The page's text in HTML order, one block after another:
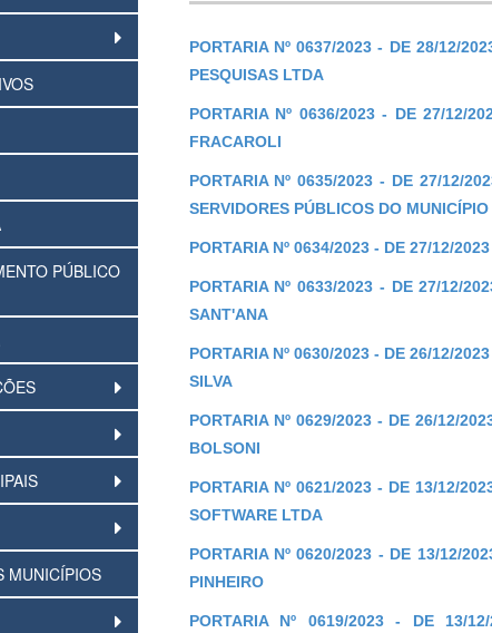
PÚBLICO
MUNICÍPIOS
PORTARIA Nº 0637/2023 - DE 28/12/
PESQUISAS LTDA
PORTARIA Nº 0636/2023 - DE 27/12/
FRACAROLI
PORTARIA Nº 0635/2023 - DE 27/12/
SERVIDORES PÚBLICOS DO
PORTARIA Nº 0634/2023 - DE 27/12/
PORTARIA Nº 0633/2023 - DE 27/12/
SANT'ANA
PORTARIA Nº 0630/2023 - DE 26/12/
SILVA
PORTARIA Nº 0629/2023 - DE 26/12/
BOLSONI
PORTARIA Nº 0621/2023 - DE 13/12/
SOFTWARE LTDA
PORTARIA Nº 0620/2023 - DE 13/12/
PINHEIRO
PORTARIA Nº 0619/2023 - DE 13/